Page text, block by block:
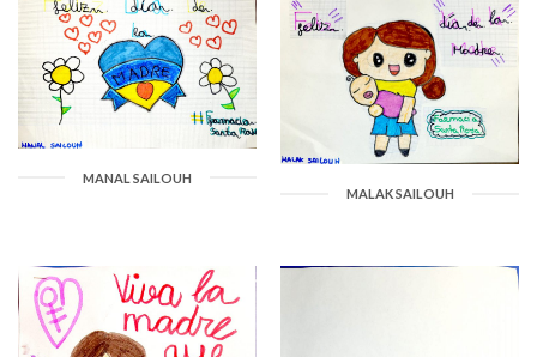
MANAL SAILOUH
MALAK SAILOUH